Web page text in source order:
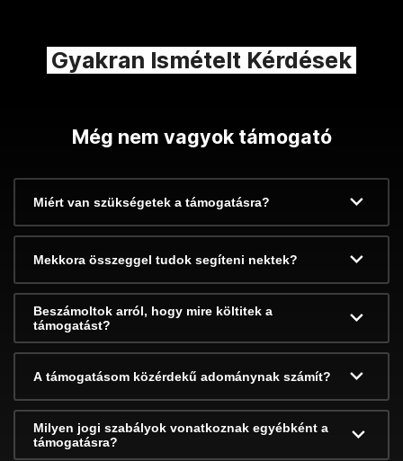
Gyakran Ismételt Kérdések
Még nem vagyok támogató
Miért van szükségetek a támogatásra?
Mekkora összeggel tudok segíteni nektek?
Beszámoltok arról, hogy mire költitek a
támogatást?
A támogatásom közérdekű adománynak számít?
Milyen jogi szabályok vonatkoznak egyébként a
támogatásra?